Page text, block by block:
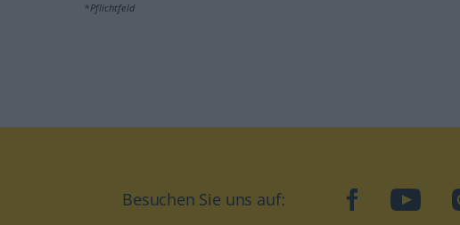
*Pflichtfeld
Besuchen Sie uns auf: facebookYouTube